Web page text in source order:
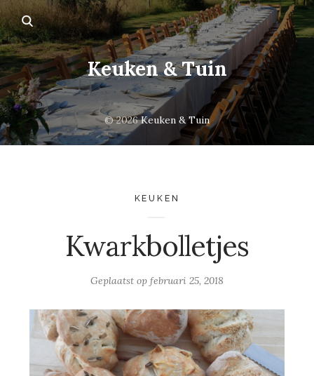
Keuken & Tuin
© 2026Keuken & Tuin
KEUKEN
Kwarkbolletjes
Geplaatst op februari 25, 2018